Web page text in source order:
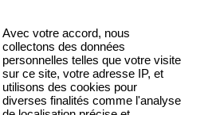
Baptiste Lecaplain et José
Avec votre accord, nous
collectons des données
personnelles telles que votre visite
sur ce site, votre adresse IP, et
utilisons des cookies pour
diverses finalités comme l'analyse